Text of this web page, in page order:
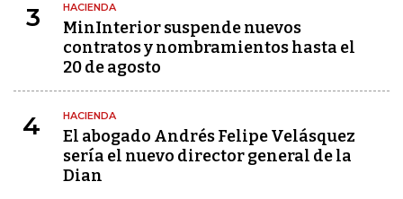
3 HACIENDA
MinInterior suspende nuevos
contratos y nombramientos hasta el
20 de agosto
4 HACIENDA
El abogado Andrés Felipe Velásquez
sería el nuevo director general de la
Dian